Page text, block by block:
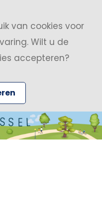
van cookies voor
Wilt u de
accepteren?